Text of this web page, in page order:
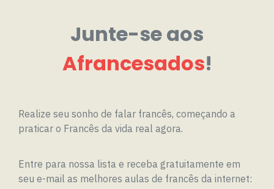
Junte-se aos
Afrancesados!
Realize seu sonho de falar francês, começando a
praticar o Francês da vida real agora.
Entre para nossa lista e receba gratuitamente em
seu e-mail as melhores aulas de francês da internet: